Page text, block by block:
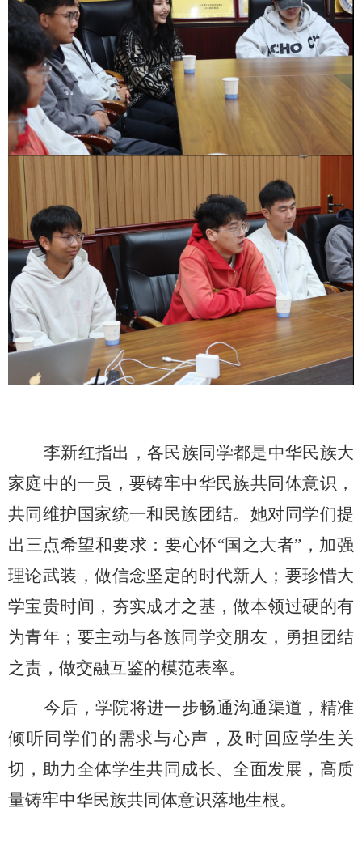
李新红指出，各民族同学都是中华民族大
家庭中的一员，要铸牢中华民族共同体意识，
共同维护国家统一和民族团结。她对同学们提
出三点希望和要求：要心怀“国之大者”，加强
理论武装，做信念坚定的时代新人；要珍惜大
学宝贵时间，夯实成才之基，做本领过硬的有
为青年；要主动与各族同学交朋友，勇担团结
之责， 做交融互鉴的模范表率。
今后，学院将进一步畅通沟通渠道，精准
倾听同学们的需求与心声， 及时回应学生关
切， 助力全体学生共同成长、全面发展， 高质
量铸牢中华民族共同体意识落地生根。